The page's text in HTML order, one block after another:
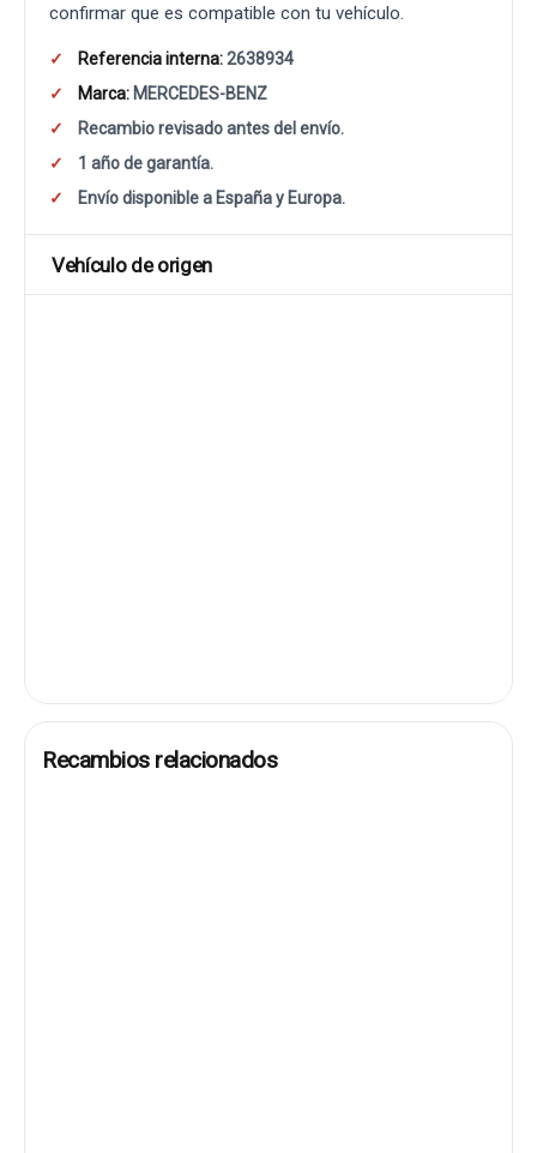
confirmar que es compatible con tu vehículo.
Referencia interna:2638934
Marca: MERCEDES-BENZ
Recambio revisado antes del envío.
1 año de garantía.
Envío disponible a España y Europa.
Vehículo de origen
Recambios relacionados